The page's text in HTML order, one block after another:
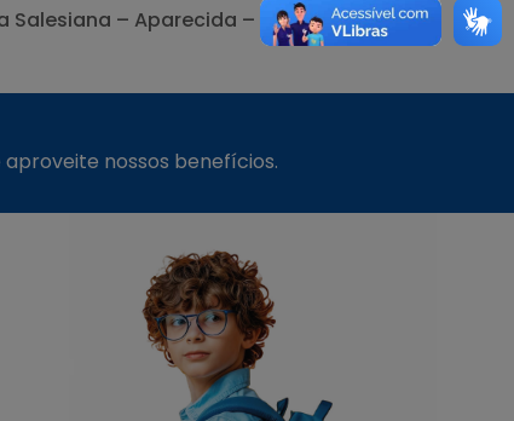
Salesiana – Aparecida – SP
nossos benefícios.